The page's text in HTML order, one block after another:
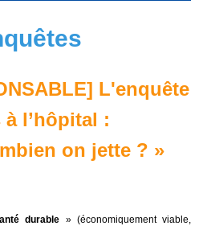
L'enquête
l’hôpital :
on jette ? »
durable » (économiquement viable,